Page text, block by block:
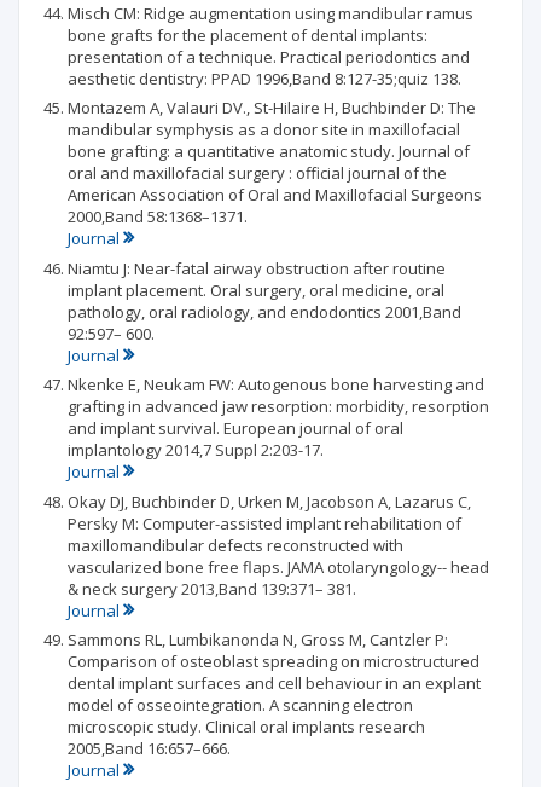
Misch CM: Ridge augmentation using mandibular ramus
bone grafts for the placement of dental implants:
presentation of a technique. Practical periodontics and
aesthetic dentistry: PPAD 1996,Band 8:127-35;quiz 138.
Montazem A, Valauri DV., St-Hilaire H, Buchbinder D: The
mandibular symphysis as a donor site in maxillofacial
bone grafting: a quantitative anatomic study. Journal of
oral and maxillofacial surgery : official journal of the
American Association of Oral and Maxillofacial Surgeons
2000,Band 58:1368–1371.
Journal
Niamtu J: Near-fatal airway obstruction after routine
implant placement. Oral surgery, oral medicine, oral
pathology, oral radiology, and endodontics 2001,Band
92:597– 600.
Journal
Nkenke E, Neukam FW: Autogenous bone harvesting and
grafting in advanced jaw resorption: morbidity, resorption
and implant survival. European journal of oral
implantology 2014,7 Suppl 2:203-17.
Journal
Okay DJ, Buchbinder D, Urken M, Jacobson A, Lazarus C,
Persky M: Computer-assisted implant rehabilitation of
maxillomandibular defects reconstructed with
vascularized bone free flaps. JAMA otolaryngology-- head
& neck surgery 2013,Band 139:371– 381.
Journal
Sammons RL, Lumbikanonda N, Gross M, Cantzler P:
Comparison of osteoblast spreading on microstructured
dental implant surfaces and cell behaviour in an explant
model of osseointegration. A scanning electron
microscopic study. Clinical oral implants research
2005,Band 16:657–666.
Journal